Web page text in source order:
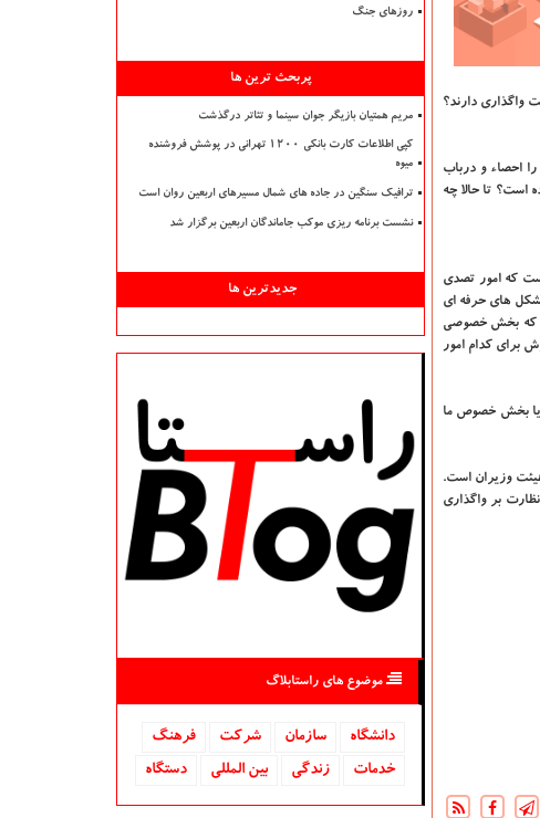
واگذاری دارند؟
احصاء و درباب
است؟ تا حالا چه
که امور تصدی
امور باید به تشکل های حرفه ای
که بخش خصوصی
برای کدام امور
آیا بخش خصوص ما
وزیران است.
بر واگذاری
روزهای جنگ
پربحث ترین ها
مریم همتیان بازیگر جوان سینما و تئاتر درگذشت
کپی اطلاعات کارت بانکی ۱۲۰۰ تهرانی در پوشش فروشنده
میوه
ترافیک سنگین در جاده های شمال مسیرهای اربعین روان است
نشست برنامه ریزی موکب جاماندگان اربعین برگزار شد
جدیدترین ها
موضوع های راستابلاگ
دانشگاه‌ سازمان شركت
فرهنگ
خدمات
زندگی بین المللی دستگاه